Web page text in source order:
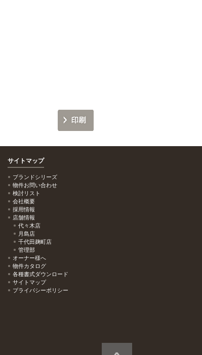
サイトマップ
ブランドシリーズ
物件お問い合わせ
検討リスト
会社概要
採用情報
店舗情報
代々木店
月島店
千代田麹町店
管理部
オーナー様へ
物件カタログ
各種書式ダウンロード
サイトマップ
プライバシーポリシー